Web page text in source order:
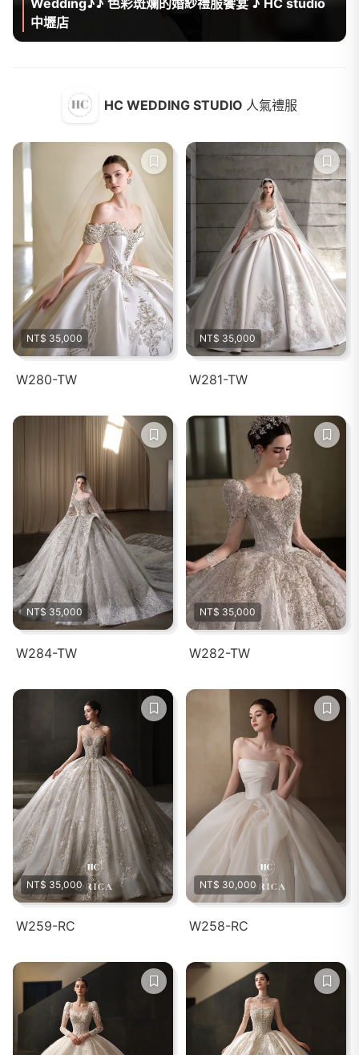
Wedding♪♪ 色彩斑斕的婚紗禮服饗宴 ♪ HC studio
中壢店
HC WEDDING STUDIO 人氣禮服
NT$ 35,000
W280-TW
NT$ 35,000
W281-TW
NT$ 35,000
W284-TW
NT$ 35,000
W282-TW
NT$ 35,000
W259-RC
NT$ 30,000
W258-RC